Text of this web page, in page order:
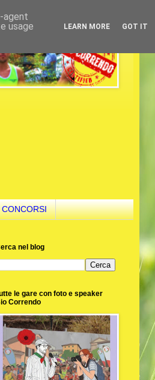
CONCORSI
nel blog
le gare con foto e speaker
Correndo
agent
usage
LEARN MORE GOT IT